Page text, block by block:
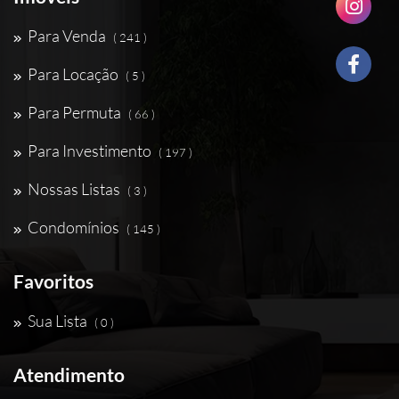
Para Venda ( 241 )
Para Locação ( 5 )
Para Permuta ( 66 )
Para Investimento ( 197 )
Nossas Listas ( 3 )
Condomínios ( 145 )
Favoritos
Sua Lista ( 0 )
Atendimento